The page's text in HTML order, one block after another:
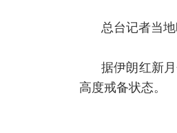
总台记者当
据伊朗红新
高度戒备状态。